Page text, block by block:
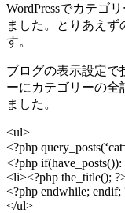
WordPressでカテゴ
ました。とりあえず
す。
ブログの表示設定で
ーにカテゴリーの全
ました。
<ul>
<?php
<?php
<li><?php the_title();
<?php endwhile; endif;
</ul>